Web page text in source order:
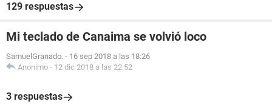
129 respuestas
Mi teclado de Canaima se volvió loco
SamuelGranado. - 16 sep 2018 a las 18:26
Anonimo - 12 dic 2018 a las 22:52
3 respuestas